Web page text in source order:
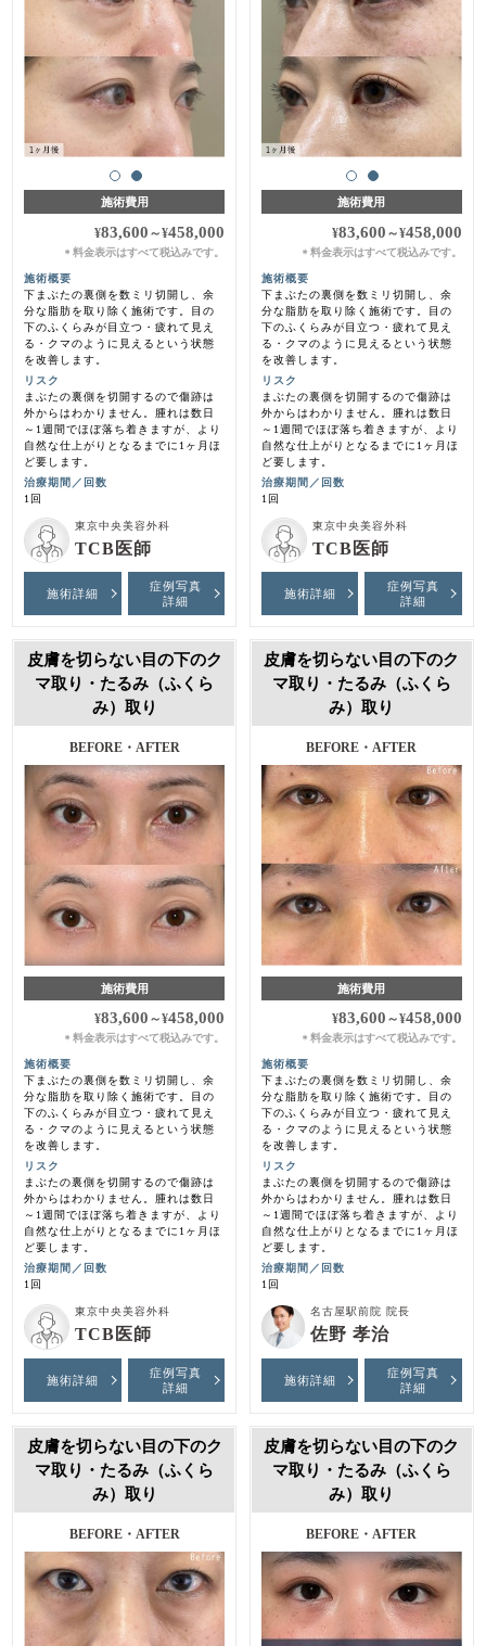
施術費用
¥83,600 ～¥458,000
＊料金表示はすべて税込みです。
施術概要
下まぶたの裏側を数ミリ切開し、余
分な脂肪を取り除く施術です。目の
下のふくらみが目立つ・疲れて見え
る・クマのように見えるという状態
を改善します。
リスク
まぶたの裏側を切開するので傷跡は
外からはわかりません。腫れは数日
～1週間でほぼ落ち着きますが、より
自然な仕上がりとなるまでに1ヶ月ほ
ど要します。
治療期間／回数
1回
東京中央美容外科
TCB医師
施術詳細
症例写真
詳細
施術費用
¥83,600 ～¥458,000
＊ 料金表示はすべて税込みです。
施術概要
下まぶたの裏側を数ミリ切開し、余
分な脂肪を取り除く施術です。目の
下のふくらみが目立つ・疲れて見え
る・クマのように見えるという状態
を改善します。
リスク
まぶたの裏側を切開するので傷跡は
外からはわかりません。腫れは数日
～1週間でほぼ落ち着きますが、より
自然な仕上がりとなるまでに1ヶ月ほ
ど要します。
治療期間／回数
1回
東京中央美容外科
TCB医師
施術詳細
症例写真
詳細
皮膚を切らない目の下のク
マ取り・たるみ（ふくら
み）取り
BEFORE・AFTER
施術費用
¥83,600 ～¥458,000
＊料金表示はすべて税込みです。
施術概要
下まぶたの裏側を数ミリ切開し、余
分な脂肪を取り除く施術です。目の
下のふくらみが目立つ・疲れて見え
る・クマのように見えるという状態
を改善します。
リスク
まぶたの裏側を切開するので傷跡は
外からはわかりません。腫れは数日
～1週間でほぼ落ち着きますが、より
自然な仕上がりとなるまでに1ヶ月ほ
ど要します。
治療期間／回数
1回
東京中央美容外科
TCB医師
施術詳細
症例写真
詳細
皮膚を切らない目の下のク
マ取り・たるみ（ふくら
み）取り
BEFORE・AFTER
施術費用
¥83,600 ～¥458,000
＊ 料金表示はすべて税込みです。
施術概要
下まぶたの裏側を数ミリ切開し、余
分な脂肪を取り除く施術です。目の
下のふくらみが目立つ・疲れて見え
る・クマのように見えるという状態
を改善します。
リスク
まぶたの裏側を切開するので傷跡は
外からはわかりません。腫れは数日
～1週間でほぼ落ち着きますが、より
自然な仕上がりとなるまでに1ヶ月ほ
ど要します。
治療期間／回数
1回
名古屋駅前院 院長
佐野 孝治
施術詳細
症例写真
詳細
皮膚を切らない目の下のク
マ取り・たるみ（ふくら
み）取り
BEFORE・AFTER
皮膚を切らない目の下のク
マ取り・たるみ（ふくら
み）取り
BEFORE・AFTER